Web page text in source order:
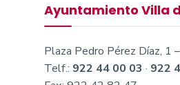
Ayuntamiento Villa
Plaza Pedro Pérez Díaz, 1
Telf.: 922 44 00 03 · 922